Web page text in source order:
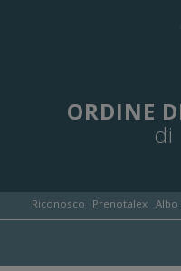
ORDINE
di
Riconosco Prenotalex Albo